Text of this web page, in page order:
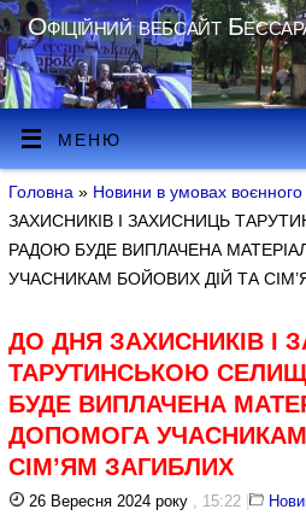
Офіційний вебсайт
МЕНЮ
Головна » Новини в умовах воєнного
ЗАХИСНИКІВ І ЗАХИСНИЦЬ
РАДОЮ БУДЕ ВИПЛАЧЕНА
УЧАСНИКАМ БОЙОВИХ ДІЙ ТА
ДО ДНЯ ЗАХИСНИКІВ І
ТАРУТИНСЬКОЮ
БУДЕ ВИПЛАЧЕНА
ДОПОМОГА
СІМ’ЯМ ЗАГИБЛИХ
26 Вересня 2024 року , 15:22 |